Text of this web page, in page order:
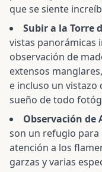
que se siente
Subir a la Torre
vistas panorámicas
observación de
extensos
e incluso un vistazo
sueño de todo
Observación de
son un refugio para
atención a los
garzas y varias